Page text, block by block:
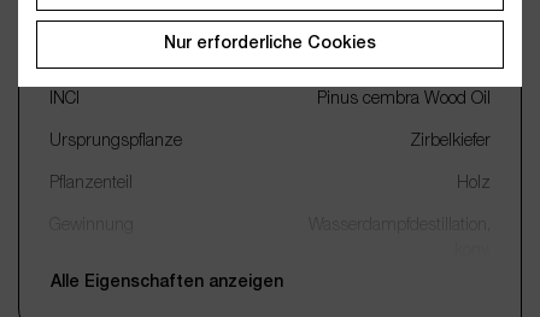
Name Zirbelkiefer
INCI Pinus cembra Wood Oil
Ursprungspflanze Zirbelkiefer
Pflanzenteil Holz
Qualität
Alle Eigenschaften anzeigen
Nur erforderliche Cookies